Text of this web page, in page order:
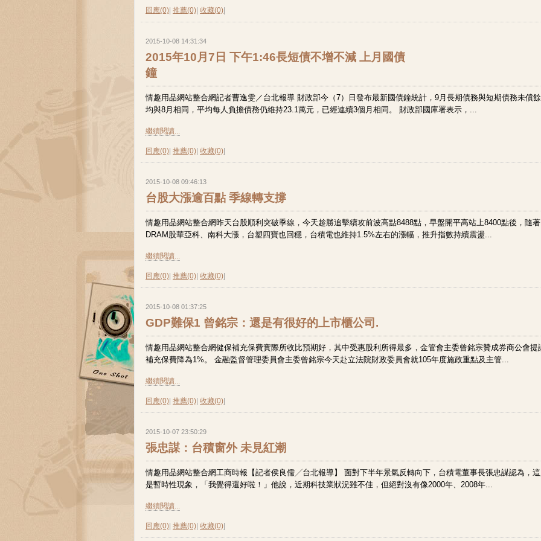
回應(0) 推薦(0) 收藏(0)
2015-10-08 14:31:34
2015年10月7日 下午1:46長短債不增不減 上月國債
鐘
情趣用品網站整合網記者曹逸雯／台北報導 財政部今（7）日發布最新國債鐘統計，9月長期債務與短期債務未償
均與8月相同，平均每人負擔債務仍維持23.1萬元，已經連續3個月相同。 財政部國庫署表示，...
繼續閱讀...
回應(0) 推薦(0) 收藏(0)
2015-10-08 09:46:13
台股大漲逾百點 季線轉支撐
情趣用品網站整合網昨天台股順利突破季線，今天趁勝追擊續攻前波高點8488點，早盤開平高站上8400點後，隨著
DRAM股華亞科、南科大漲，台塑四寶也回穩，台積電也維持1.5%左右的漲幅，推升指數持續震盪...
繼續閱讀...
回應(0) 推薦(0) 收藏(0)
2015-10-08 01:37:25
GDP難保1 曾銘宗：還是有很好的上市櫃公司.
情趣用品網站整合網健保補充保費實際所收比預期好，其中受惠股利所得最多，金管會主委曾銘宗贊成券商公會提
補充保費降為1%。 金融監督管理委員會主委曾銘宗今天赴立法院財政委員會就105年度施政重點及主管...
繼續閱讀...
回應(0) 推薦(0) 收藏(0)
2015-10-07 23:50:29
張忠謀：台積窗外 未見紅潮
情趣用品網站整合網工商時報【記者侯良儒╱台北報導】 面對下半年景氣反轉向下，台積電董事長張忠謀認為，
是暫時性現象，「我覺得還好啦！」他說，近期科技業狀況雖不佳，但絕對沒有像2000年、2008年...
繼續閱讀...
回應(0) 推薦(0) 收藏(0)